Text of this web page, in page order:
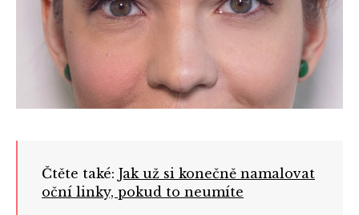
Čtěte také: Jak už si konečně namalovat
oční linky, pokud to neumíte